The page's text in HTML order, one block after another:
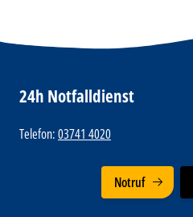
24h Notfalldienst
Telefon:03741 4020
Notruf